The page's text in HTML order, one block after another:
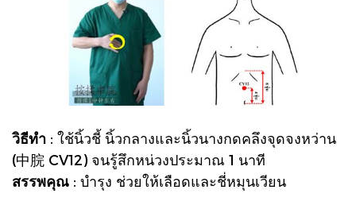
วิธีทำ : ใช้นิ้วชี้ นิ้วกลางและนิ้วนางกดคลึงจุดจงหว่าน
(中脘 CV12) จนรู้สึกหน่วงประมาณ 1 นาที
สรรพคุณ : บำรุง ช่วยให้เลือดและชี่หมุนเวียน